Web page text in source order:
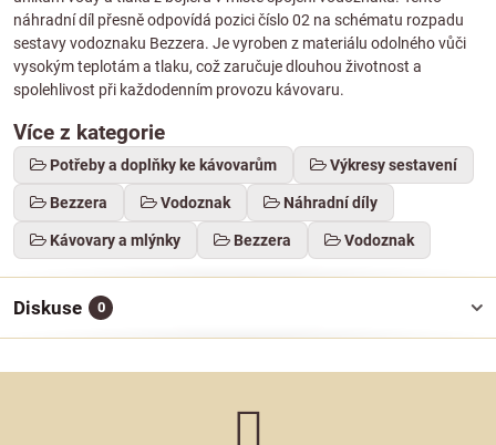
náhradní díl přesně odpovídá pozici číslo 02 na schématu rozpadu
sestavy vodoznaku Bezzera. Je vyroben z materiálu odolného vůči
vysokým teplotám a tlaku, což zaručuje dlouhou životnost a
spolehlivost při každodenním provozu kávovaru.
Více z kategorie
Potřeby a doplňky ke kávovarům Výkresy sestavení
Bezzera Vodoznak Náhradní díly
Kávovary a mlýnky Bezzera Vodoznak
Diskuse 0